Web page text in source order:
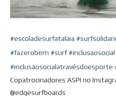
#escoladesurfatalaia
#fazerobem #surf#inclusaosocial
#inclusãosocialatravésdoesporte
Copatrocinadores ASPI no
@edgesurfboards